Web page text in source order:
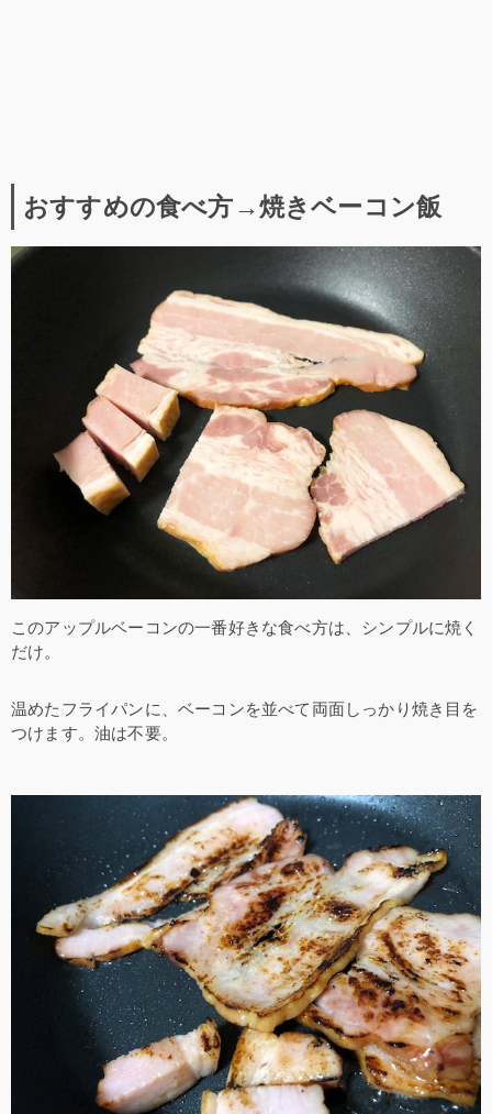
おすすめの食べ方→焼きベーコン飯
このアップルベーコンの一番好きな食べ方は、シンプルに焼く
だけ。
温めたフライパンに、ベーコンを並べて両面しっかり焼き目を
つけます。油は不要。